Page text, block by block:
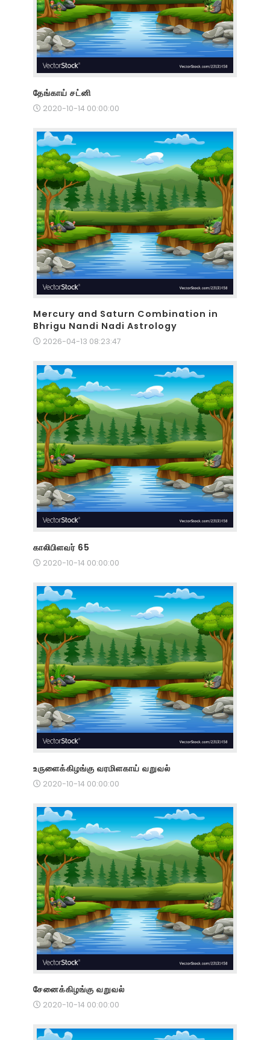
தேங்காய் சட்னி
2020-10-14 00:00:00
Mercury and Saturn Combination in
Bhrigu Nandi Nadi Astrology
2026-04-13 08:23:47
காலிபிளவர் 65
2020-10-14 00:00:00
உருளைக்கிழங்கு வரமிளகாய் வறுவல்
2020-10-14 00:00:00
சேனைக்கிழங்கு வறுவல்
2020-10-14 00:00:00